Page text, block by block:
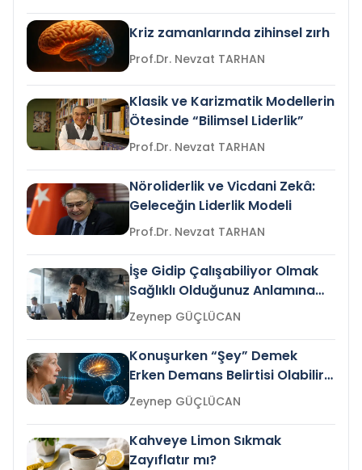
Kriz zamanlarında zihinsel zırh
Prof.Dr. Nevzat TARHAN
Klasik ve Karizmatik Modellerin
Ötesinde “Bilimsel Liderlik”
Prof.Dr. Nevzat TARHAN
Nöroliderlik ve Vicdani Zekâ:
Geleceğin Liderlik Modeli
Prof.Dr. Nevzat TARHAN
İşe Gidip Çalışabiliyor Olmak
Sağlıklı Olduğunuz Anlamına
Gelir mi?Zeynep GÜÇLÜCAN
Konuşurken “Şey” Demek
Erken Demans Belirtisi Olabilir
mi?
Zeynep GÜÇLÜCAN
Kahveye Limon Sıkmak
Zayıflatır mı?